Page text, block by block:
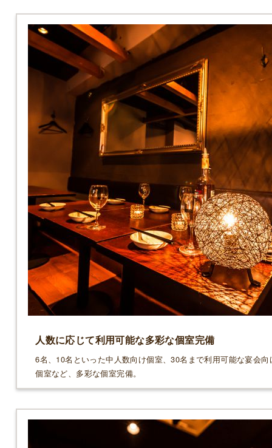
人数に応じて利用可能な多彩な個室完備
6名、10名といった中人数向け個室、30名まで利用可能な宴会向
個室など、多彩な個室完備。